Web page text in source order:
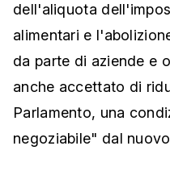
dell'aliquota
alimentari e
da parte di aziende e
anche accettato di
Parlamento, una
negoziabile" dal